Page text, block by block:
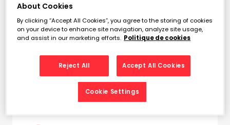
1
6.13 km
PIECES AUTO PEROLS
Rue de Bir Hakeim
34470 PÉROLS
Téléphone
Voir plus
About Cookies
By clicking “Accept All Cookies”, you agree to the storing of cookies
on your device to enhance site navigation, analyze site usage,
and assist in our marketing efforts. Politique de cookies
Reject All Accept All Cookies
Cookie Settings